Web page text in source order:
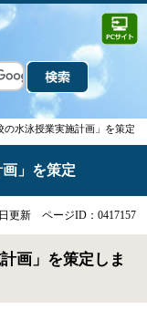
の水泳授業実施計画」を策定
画」を策定
更新 ページID：0417157
画」を策定しま